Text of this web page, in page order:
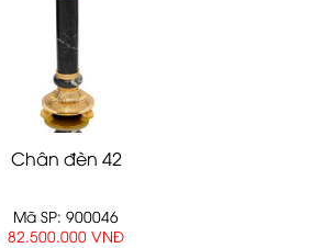
Chân đèn 42
Mã SP: 900046
82.500.000 VNĐ